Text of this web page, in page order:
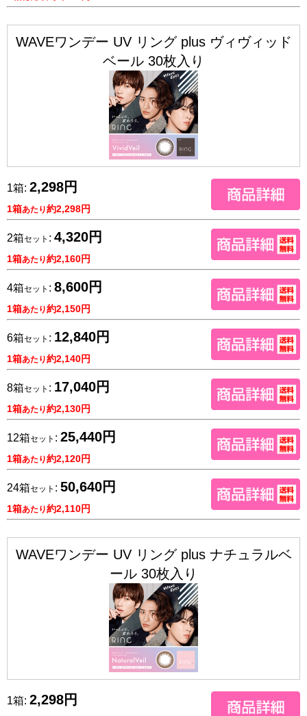
WAVEワンデー UV リング plus ヴィヴィッド
ベール 30枚入り
1箱: 2,298円
1箱あたり約2,298円
2箱セット : 4,320円
1箱あたり約2,160円
4箱セット : 8,600円
1箱あたり約2,150円
6箱セット : 12,840円
1箱あたり約2,140円
8箱セット : 17,040円
1箱あたり約2,130円
12箱セット : 25,440円
1箱あたり約2,120円
24箱セット : 50,640円
1箱あたり約2,110円
WAVEワンデー UV リング plus ナチュラルベ
ール 30枚入り
1箱: 2,298円